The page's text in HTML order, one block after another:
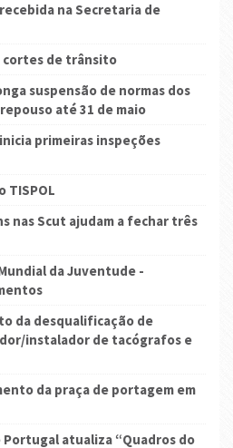
recebida na Secretaria de
cortes de trânsito
suspensão de normas dos
até 31 de maio
primeiras inspeções
TISPOL
nas Scut ajudam a fechar três
da Juventude -
da desqualificação de
instalador de tacógrafos e
da praça de portagem em
Portugal atualiza “Quadros do